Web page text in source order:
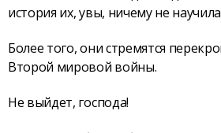
история их, увы, ничему не
Более того, они стремятся
Второй мировой войны.
Не выйдет, господа!